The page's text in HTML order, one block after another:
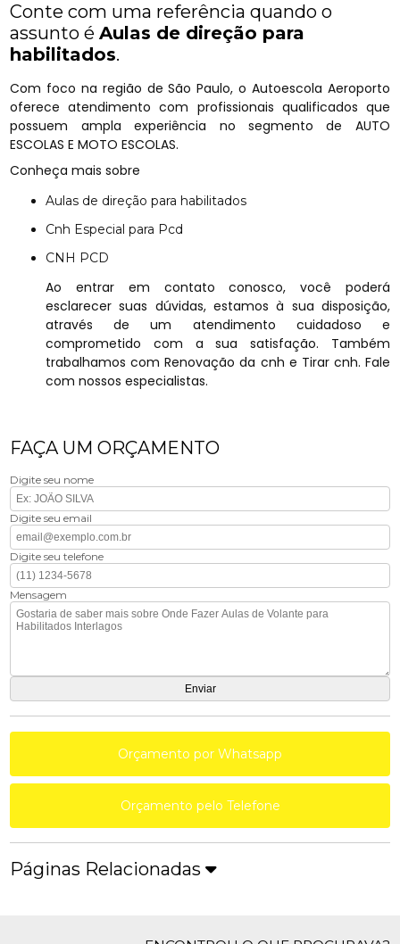
Conte com uma referência quando o
assunto éAulas de direção para
habilitados.
Com foco na região de São Paulo, o Autoescola Aeroporto
oferece atendimento com profissionais qualificados que
possuem ampla experiência no segmento de AUTO
ESCOLAS E MOTO ESCOLAS.
Conheça mais sobre
Aulas de direção para habilitados
Cnh Especial para Pcd
CNH PCD
Ao entrar em contato conosco, você poderá
esclarecer suas dúvidas, estamos à sua disposição,
através de um atendimento cuidadoso e
comprometido com a sua satisfação. Também
trabalhamos com Renovação da cnh e Tirar cnh. Fale
com nossos especialistas.
FAÇA UM ORÇAMENTO
Digite seu nome
Digite seu email
Digite seu telefone
Mensagem
Orçamento por Whatsapp
Orçamento pelo Telefone
Páginas Relacionadas